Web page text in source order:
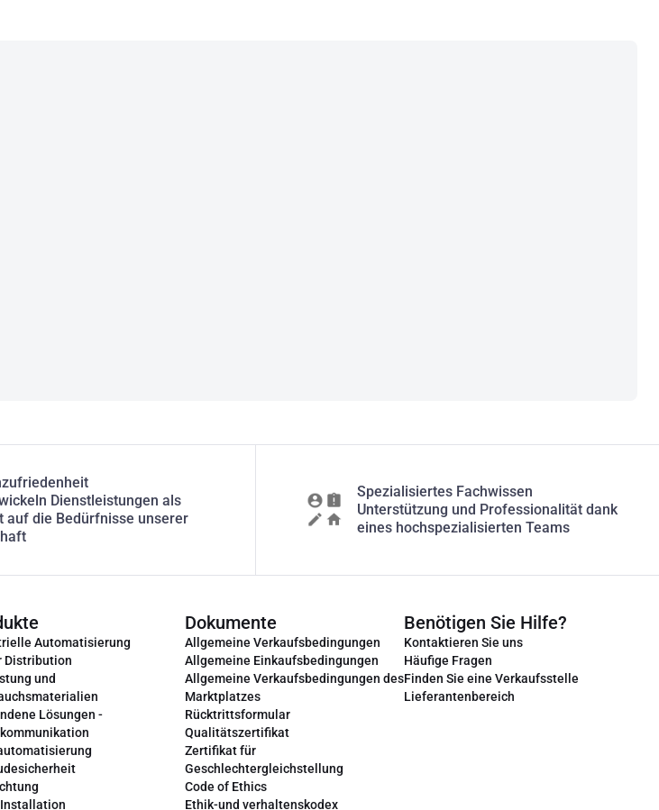
Dienstleistungen als
auf die Bedürfnisse unserer
Spezialisiertes Fachwissen
Unterstützung und Professionalität dank
eines hochspezialisierten Teams
Automatisierung
Distribution
und
Lösungen -
Dokumente
Allgemeine Verkaufsbedingungen
Allgemeine Einkaufsbedingungen
Allgemeine Verkaufsbedingungen des
Marktplatzes
Rücktrittsformular
Qualitätszertifikat
Zertifikat für
Geschlechtergleichstellung
Code of Ethics
Ethik-und verhaltenskodex
Benötigen Sie Hilfe?
Kontaktieren Sie uns
Häufige Fragen
Finden Sie eine Verkaufsstelle
Lieferantenbereich